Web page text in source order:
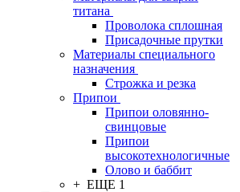
титана
Проволока сплошная
Присадочные прутки
Материалы специального
назначения
Строжка и резка
Припои
Припои оловянно-
свинцовые
Припои
высокотехнологичные
Олово и баббит
+ ЕЩЕ 1